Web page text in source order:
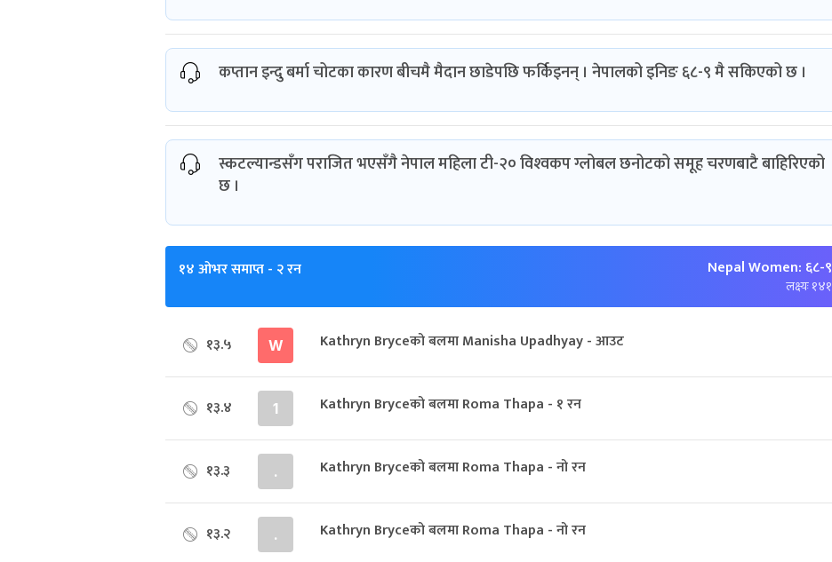
कप्तान इन्दु बर्मा चोटका कारण बीचमै मैदान छाडेपछि फर्किइनन् । नेपालको इनिङ ६८-९ मै सकिएको छ ।
स्कटल्यान्डसँग पराजित भएसँगै नेपाल महिला टी-२० विश्‍वकप ग्लोबल छनोटको समूह चरणबाटै बाहिरिएको
छ ।
१४ ओभर समाप्त- २ रन Nepal Women: ६८-९
लक्ष्यः १४१
१३.५ W Kathryn Bryceको बलमा Manisha Upadhyay - आउट
१३.४ 1 Kathryn Bryceको बलमा Roma Thapa - १ रन
१३.३ . Kathryn Bryceको बलमा Roma Thapa - नो रन
१३.२ . Kathryn Bryceको बलमा Roma Thapa - नो रन